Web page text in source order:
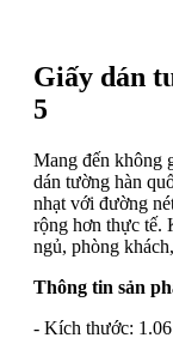
Giấy dán
5
Mang đến không
dán tường hàn
nhạt với đường
rộng hơn thực tế.
ngủ, phòng
Thông tin sản
- Kích thước: